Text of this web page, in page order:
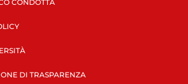
CONDOTTA
DI TRASPARENZA